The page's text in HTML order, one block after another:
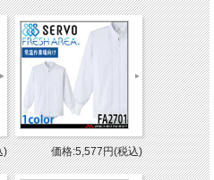
) 価格:5,577円(税込)